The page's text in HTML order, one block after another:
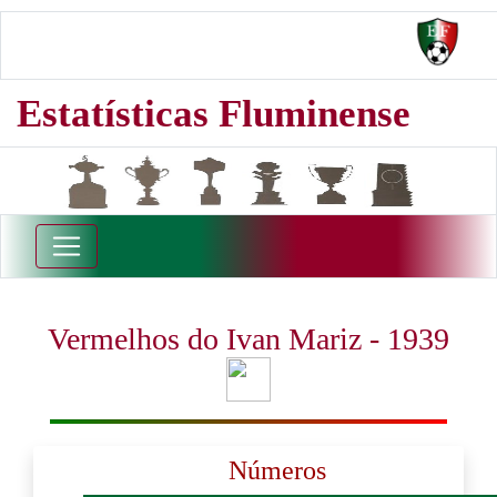
Estatísticas Fluminense
Vermelhos do Ivan Mariz - 1939
Números